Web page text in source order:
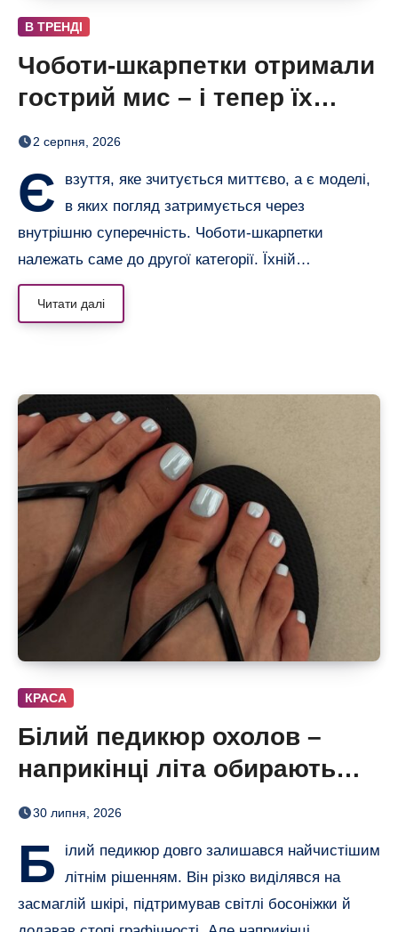
В ТРЕНДІ
Чоботи-шкарпетки отримали
гострий мис – і тепер їх
хочеться роздивлятися
2 серпня, 2026
Є
взуття, яке зчитується миттєво, а є моделі,
в яких погляд затримується через
внутрішню суперечність. Чоботи-шкарпетки
належать саме до другої категорії. Їхній…
Читати далі
КРАСА
Білий педикюр охолов –
наприкінці літа обирають
сіро-блакитний
30 липня, 2026
Б
ілий педикюр довго залишався найчистішим
літнім рішенням. Він різко виділявся на
засмаглій шкірі, підтримував світлі босоніжки й